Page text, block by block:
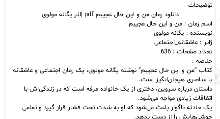
pdf
اثر
یگانه
مولوی
عدد
توضیحات
دانلود رمان من و این حال عجیبم pdf |اثر یگانه مولوی
اسم رمان : من و این حال عجیبم
نویسنده : یگانه مولوی
ژانر : عاشقانه_اجتماعی
تعداد صفحات : 636
خلاصه :
کتاب “من و این حال عجیبم” نوشته یگانه مولوی، یک رمان اجتماعی و عاشقانه
با عناصری هیجان‌انگیز است.
داستان درباره سروین، دختری از یک خانواده مرفه است که در زندگی‌اش با
اتفاقات زیادی مواجه می‌شود.
یک حادثه ناگوار باعث می‌شود که او به شدت تحت فشار قرار گیرد و تمامی
خوشی‌هایش را از دست بدهد.